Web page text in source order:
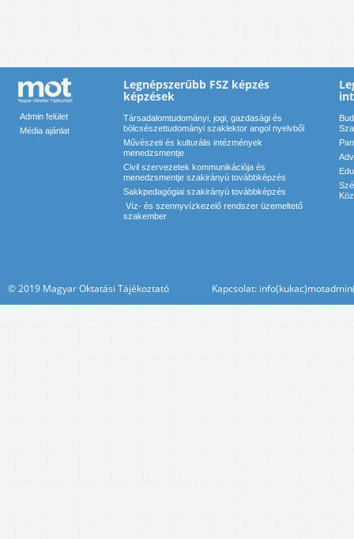
Admin felület
Média ajánlat
Legnépszerűbb FSZ képzés
képzések
Társadalomtudományi, jogi, gazdasági és
bölcsészettudományi szaklektor angol nyelvből
Művészeti és kulturális intézmények
menedzsmentje
Civil szervezetek kommunikációja és
menedzsmentje szakirányú továbbképzés
Sakkpedagógiai szakirányú továbbképzés
Víz- és szennyvízkezelő rendszer üzemeltető
szakember
© 2019 Magyar Oktatási Tájékoztató Kapcsolat: